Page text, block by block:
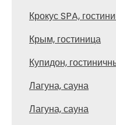
Крокус SPA,
Крым, гостиница
Купидон,
Лагуна, сауна
Лагуна, сауна